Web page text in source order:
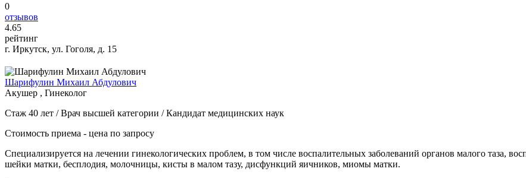
0
отзывов
4.65
рейтинг
г. Иркутск, ул. Гоголя, д. 15
Шарифулин Михаил Абдулович
Акушер , Гинеколог
Стаж 40 лет / Врач высшей категории / Кандидат медицинских наук
Стоимость приема - цена по запросу
Специализируется на лечении гинекологических проблем, в том числе воспалительных заболеваний органов малого таза,
шейки матки, бесплодия, молочницы, кисты в малом тазу, дисфункций яичников, миомы матки.